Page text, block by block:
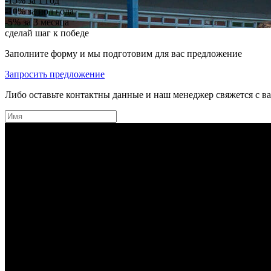
-10%за пол года
-5%за 3 месяца
сделай шаг к победе
Заполните форму и мы подготовим для вас предложение
Запросить предложение
Либо оставьте контактны данные и наш менеджер свяжется с